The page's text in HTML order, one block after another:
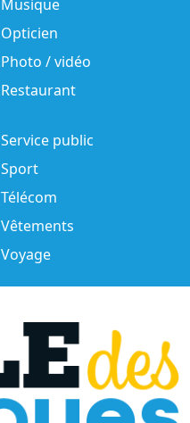
Musique
Opticien
Photo / vidéo
Restaurant
Service public
Sport
Télécom
Vêtements
Voyage